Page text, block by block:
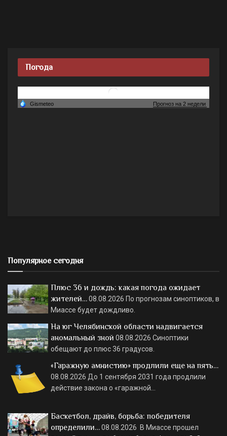
Погода
Популярное сегодня
Плюс 36 и дождь: какая погода ожидает
жителей…08.08.2026 По прогнозам синоптиков, в
Миассе будет дождливо.
На юг Челябинской области надвигается
аномальный зной 08.08.2026 Синоптики
обещают до плюс 36 градусов.
«Гаражную амнистию» продлили еще на пять…
08.08.2026 До 1 сентября 2031 года продлили
действие закона о «гаражной…
Баскетбол, драйв, борьба: победителя
определили…08.08.2026 В Миассе прошел